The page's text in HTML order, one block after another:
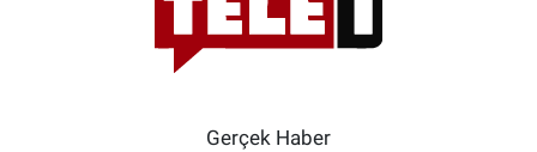
Gerçek Haber